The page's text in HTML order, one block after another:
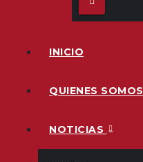
INICIO
QUIENES SOMOS
NOTICIAS